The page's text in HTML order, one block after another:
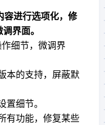
容进行选项化，修
界面。
细节，微调界
本的支持，屏蔽默
置细节。
有功能，修复某些